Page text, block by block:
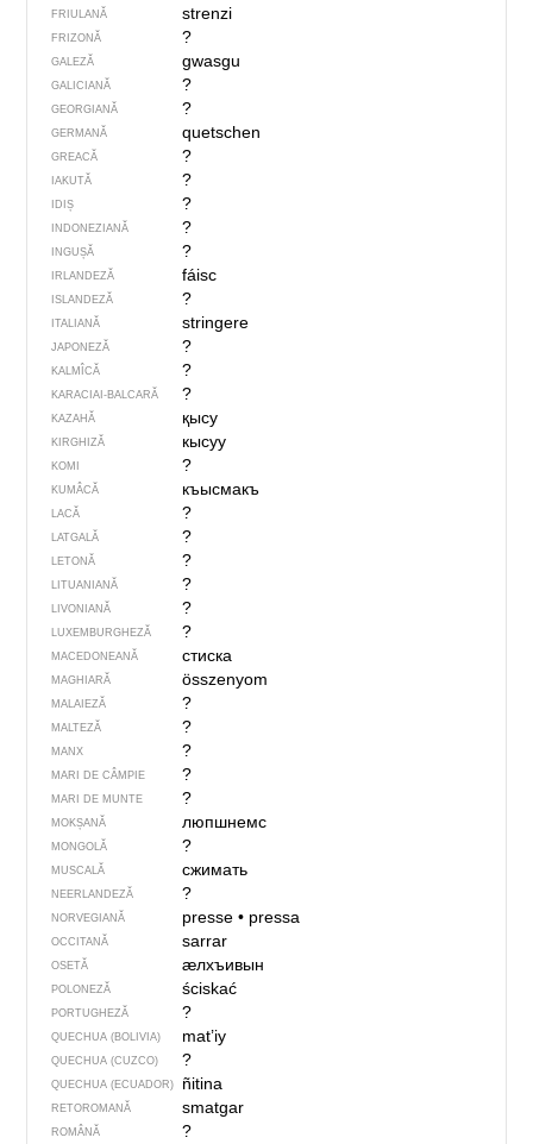
FRIULANĂ strenzi
FRIZONĂ ?
GALEZĂ gwasgu
GALICIANĂ ?
GEORGIANĂ ?
GERMANĂ quetschen
GREACĂ ?
IAKUTĂ ?
IDIȘ ?
INDONEZIANĂ ?
INGUȘĂ ?
IRLANDEZĂ fáisc
ISLANDEZĂ ?
ITALIANĂ stringere
JAPONEZĂ ?
KALMÎCĂ ?
KARACIAI-BALCARĂ ?
KAZAHĂ қысу
KIRGHIZĂ кысуу
KOMI ?
KUMÂCĂ къысмакъ
LACĂ ?
LATGALĂ ?
LETONĂ ?
LITUANIANĂ ?
LIVONIANĂ ?
LUXEMBURGHEZĂ ?
MACEDONEANĂ стиска
MAGHIARĂ összenyom
MALAIEZĂ ?
MALTEZĂ ?
MANX ?
MARI DE CÂMPIE ?
MARI DE MUNTE ?
MOKȘANĂ люпшнемс
MONGOLĂ ?
MUSCALĂ сжимать
NEERLANDEZĂ ?
NORVEGIANĂ presse• pressa
OCCITANĂ sarrar
OSETĂ ӕлхъивын
POLONEZĂ ściskać
PORTUGHEZĂ ?
QUECHUA (BOLIVIA) mat’iy
QUECHUA (CUZCO) ?
QUECHUA (ECUADOR) ñitina
RETOROMANĂ smatgar
ROMÂNĂ ?